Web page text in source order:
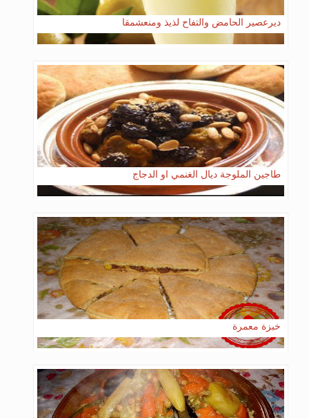
ديرعصير الحامض والتفاح لذيذ ومنعشمقا
طاجين الملوجة ديال الغنمي او الدجاج
خبزة معمرة